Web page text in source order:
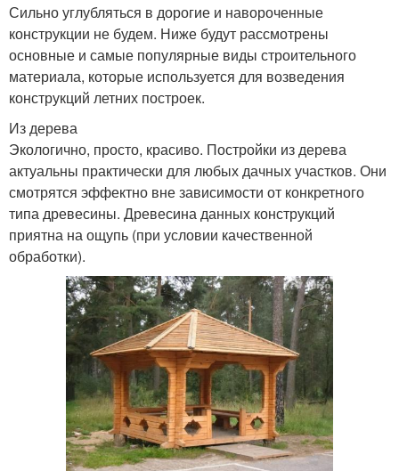
Сильно углубляться в дорогие и навороченные
конструкции не будем. Ниже будут рассмотрены
основные и самые популярные виды строительного
материала, которые используется для возведения
конструкций летних построек.
Из дерева
Экологично, просто, красиво. Постройки из дерева
актуальны практически для любых дачных участков. Они
смотрятся эффектно вне зависимости от конкретного
типа древесины. Древесина данных конструкций
приятна на ощупь (при условии качественной
обработки).